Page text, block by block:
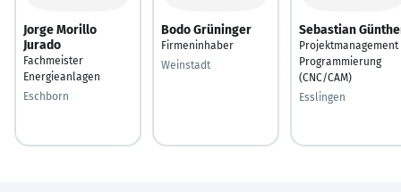
Jorge Morillo
Jurado
Fachmeister
Energieanlagen
Eschborn
Bodo Grüninger
Firmeninhaber
Weinstadt
Sebastian
Programmierung
(CNC/CAM)
Esslingen